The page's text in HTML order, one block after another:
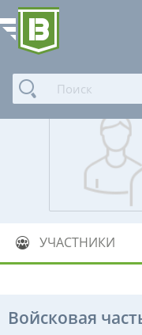
УЧАСТНИКИ
Войсковая